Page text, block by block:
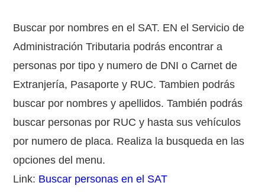
Buscar por nombres en el SAT. EN el Servicio de
Administración Tributaria podrás encontrar a
personas por tipo y numero de DNI o Carnet de
Extranjería, Pasaporte y RUC. Tambien podrás
buscar por nombres y apellidos. También podrás
buscar personas por RUC y hasta sus vehículos
por numero de placa. Realiza la busqueda en las
opciones del menu.
Link: Buscar personas en el SAT